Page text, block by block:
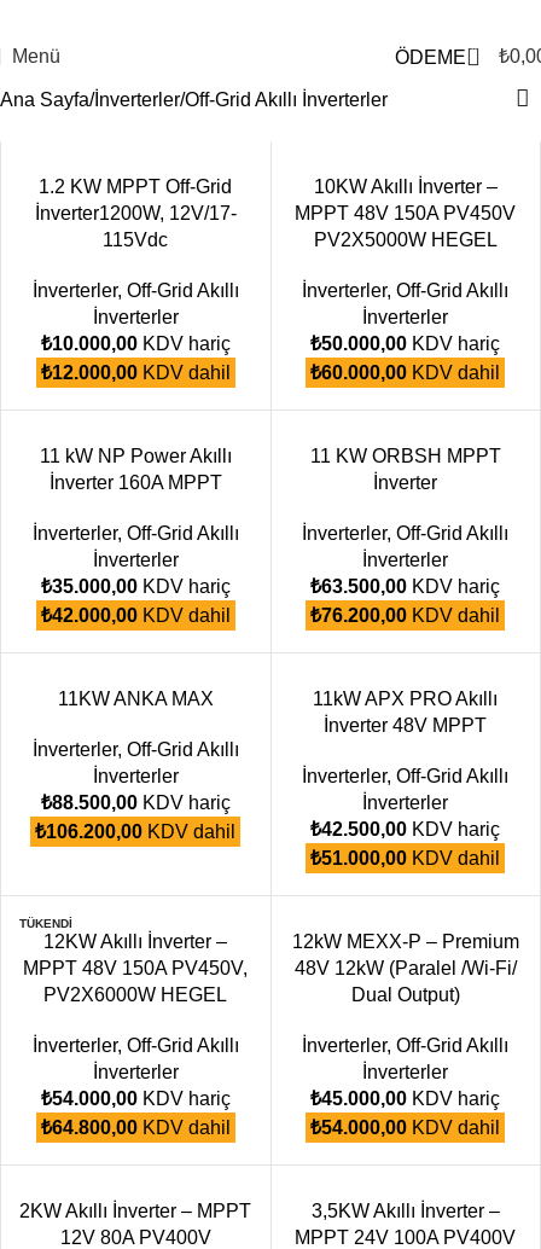
Menü ÖDEME 0 ₺
Ana Sayfa İnverterler Off-Grid Akıllı İnverterler
1.2 KW MPPT Off-Grid
İnverter1200W, 12V/17-
115Vdc
İnverterler, Off-Grid Akıllı
İnverterler
₺10.000,00KDV hariç
₺12.000,00KDV dahil
10KW Akıllı İnverter –
MPPT 48V 150A PV450V
PV2X5000W HEGEL
İnverterler,Off-Grid Akıllı
İnverterler
₺50.000,00 KDV hariç
₺60.000,00 KDV dahil
11 kW NP Power Akıllı
İnverter 160A MPPT
İnverterler, Off-Grid Akıllı
İnverterler
₺35.000,00KDV hariç
₺42.000,00KDV dahil
11 KW ORBSH MPPT
İnverter
İnverterler,Off-Grid Akıllı
İnverterler
₺63.500,00 KDV hariç
₺76.200,00 KDV dahil
11KW ANKA MAX
İnverterler, Off-Grid Akıllı
İnverterler
₺88.500,00KDV hariç
₺106.200,00 KDV dahil
11kW APX PRO Akıllı
İnverter 48V MPPT
İnverterler,Off-Grid Akıllı
İnverterler
₺42.500,00 KDV hariç
₺51.000,00 KDV dahil
TÜKENDI
12KW Akıllı İnverter –
MPPT 48V 150A PV450V,
PV2X6000W HEGEL
İnverterler, Off-Grid Akıllı
İnverterler
₺54.000,00KDV hariç
₺64.800,00KDV dahil
12kW MEXX-P – Premium
48V 12kW (Paralel /Wi-Fi/
Dual Output)
İnverterler,Off-Grid Akıllı
İnverterler
₺45.000,00 KDV hariç
₺54.000,00 KDV dahil
2KW Akıllı İnverter – MPPT
12V 80A PV400V
3,5KW Akıllı İnverter –
MPPT 24V 100A PV400V